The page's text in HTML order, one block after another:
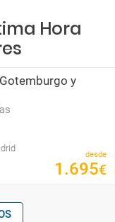
Hora
y
desde
1 .695€